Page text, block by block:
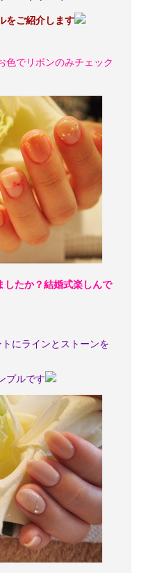
をご紹介します
色でリボンのみチェック
したか？結婚式楽しんで
にラインとストーンを
プルです